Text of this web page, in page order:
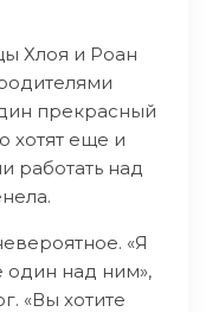
Хлоя и Роан
прекрасный
хотят еще и
работать над
«Я
один над ним»,
«Вы хотите